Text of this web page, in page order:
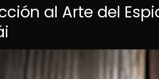
al Arte del